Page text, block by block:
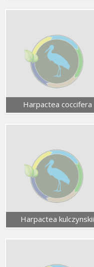
Harpactea coccifera
Harpactea kulczynskii